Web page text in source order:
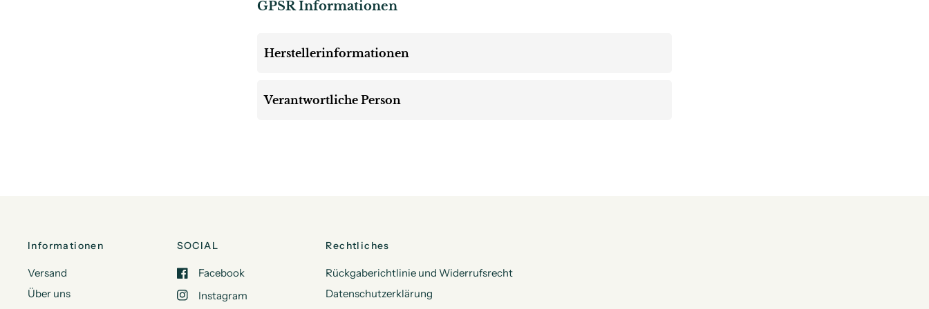
GPSR Informationen
Herstellerinformationen
Verantwortliche Person
Informationen
Versand
Über uns
SOCIAL
Facebook
Instagram
Rechtliches
Rückgaberichtlinie und Widerrufsrecht
Datenschutzerklärung